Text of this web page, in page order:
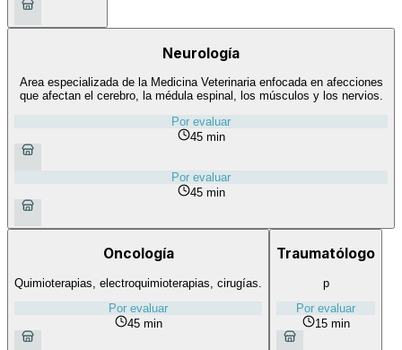
Neurología
Area especializada de la Medicina Veterinaria enfocada en afecciones
que afectan el cerebro, la médula espinal, los músculos y los nervios.
Por evaluar
45 min
Por evaluar
45 min
Oncología
Quimioterapias, electroquimioterapias, cirugías.
Por evaluar
45 min
Traumatólogo
p
Por evaluar
15 min